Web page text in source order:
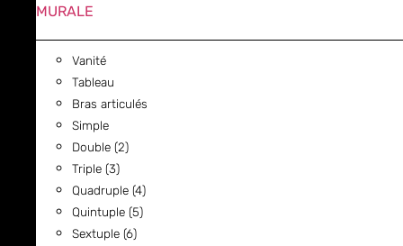
MURALE
Vanité
Tableau
Bras articulés
Simple
Double (2)
Triple (3)
Quadruple (4)
Quintuple (5)
Sextuple (6)